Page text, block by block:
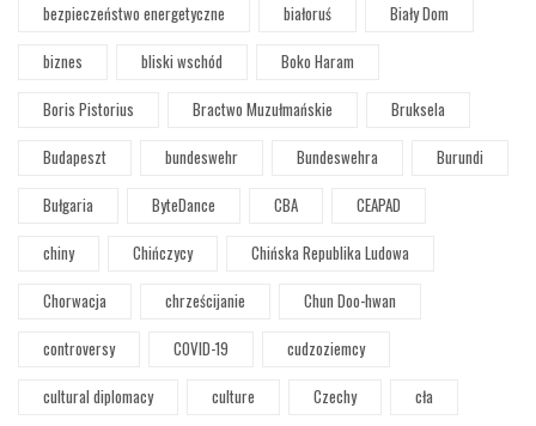
bezpieczeństwo energetyczne
białoruś
Biały Dom
biznes
bliski wschód
Boko Haram
Boris Pistorius
Bractwo Muzułmańskie
Bruksela
Budapeszt
bundeswehr Bundeswehra
Burundi
Bułgaria
ByteDance CBA
CEAPAD
chiny
Chińczycy
Chińska Republika Ludowa
Chorwacja
chrześcijanie
Chun Doo-hwan
controversy
COVID-19
cudzoziemcy
cultural diplomacy
culture Czechy cła